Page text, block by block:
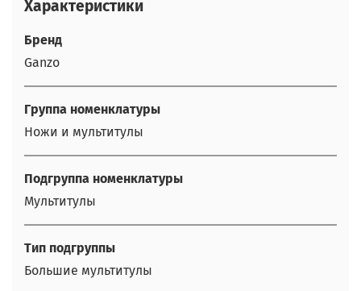
Характеристики
Бренд
Ganzo
Группа номенклатуры
Ножи и мультитулы
Подгруппа номенклатуры
Мультитулы
Тип подгруппы
Большие мультитулы